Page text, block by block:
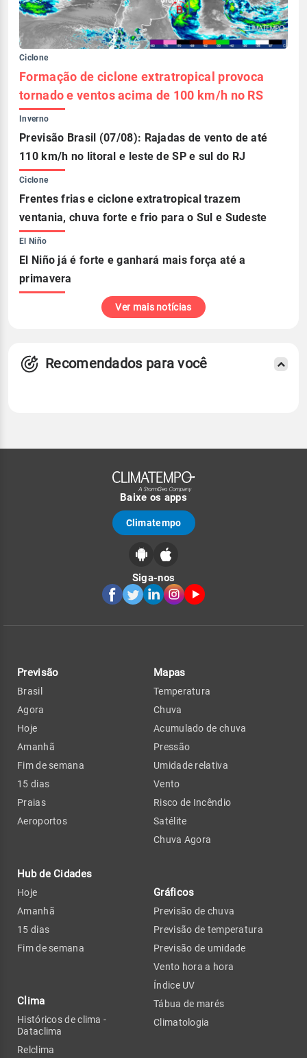
Ciclone
Formação de ciclone extratropical provoca
tornado e ventos acima de 100 km/h no RS
Inverno
Previsão Brasil (07/08): Rajadas de vento de até
110 km/h no litoral e leste de SP e sul do RJ
Ciclone
Frentes frias e ciclone extratropical trazem
ventania, chuva forte e frio para o Sul e Sudeste
El Niño
El Niño já é forte e ganhará mais força até a
primavera
Ver mais notícias
Recomendados para você
Baixe os apps
Climatempo
Siga-nos
Previsão
Brasil
Agora
Hoje
Amanhã
Fim de semana
15 dias
Praias
Aeroportos
Hub de Cidades
Hoje
Amanhã
15 dias
Fim de semana
Clima
Históricos de clima -
Dataclima
Relclima
Mapas
Temperatura
Chuva
Acumulado de chuva
Pressão
Umidade relativa
Vento
Risco de Incêndio
Satélite
Chuva Agora
Gráficos
Previsão de chuva
Previsão de temperatura
Previsão de umidade
Vento hora a hora
Índice UV
Tábua de marés
Climatologia